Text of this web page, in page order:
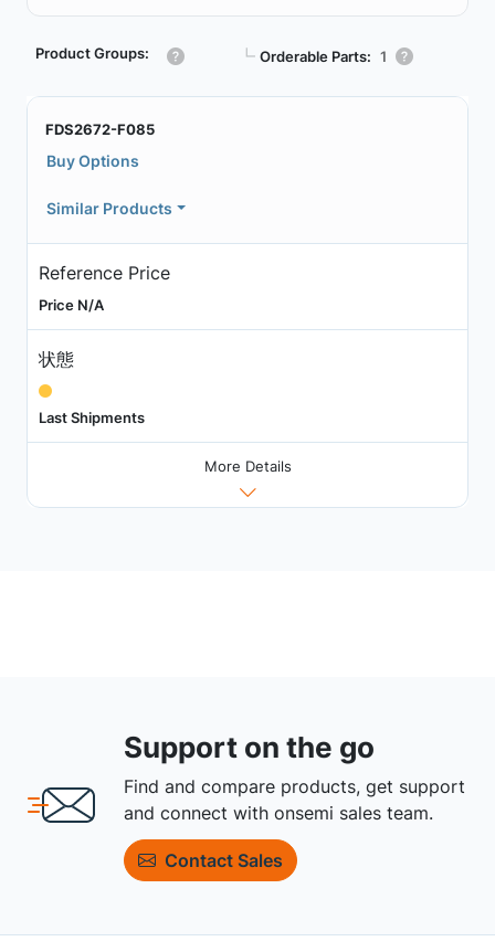
Product Groups: ┗ Orderable Parts: 1
FDS2672-F085
Buy Options
Similar Products
Reference Price
Price N/A
状態
Last Shipments
More Details
Support on the go
Find and compare products, get support
and connect with onsemi sales team.
Contact Sales